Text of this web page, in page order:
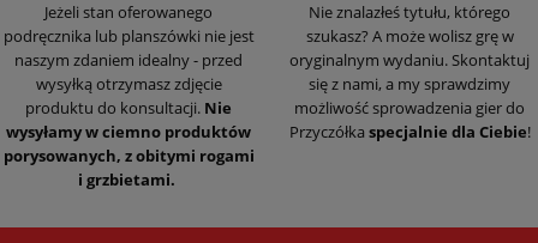
Jeżeli stan oferowanego
podręcznika lub planszówki nie jest
naszym zdaniem idealny - przed
wysyłką otrzymasz zdjęcie
produktu do konsultacji. Nie
wysyłamy w ciemno produktów
porysowanych, z obitymi rogami
i grzbietami.
Nie znalazłeś tytułu, którego
szukasz? A może wolisz grę w
oryginalnym wydaniu. Skontaktuj
się z nami, a my sprawdzimy
możliwość sprowadzenia gier do
Przyczółka specjalnie dla Ciebie!